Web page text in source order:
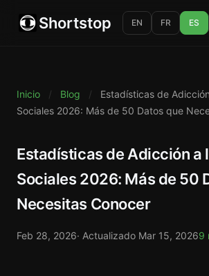
Shortstop EN FR ES
Inicio / Blog /
Estadísticas de
Sociales 2026: Más de 50 Datos que
Estadísticas de Adicción a
Sociales 2026: Más de 50
Necesitas Conocer
Feb 28, 2026· Actualizado Mar 15, 20269